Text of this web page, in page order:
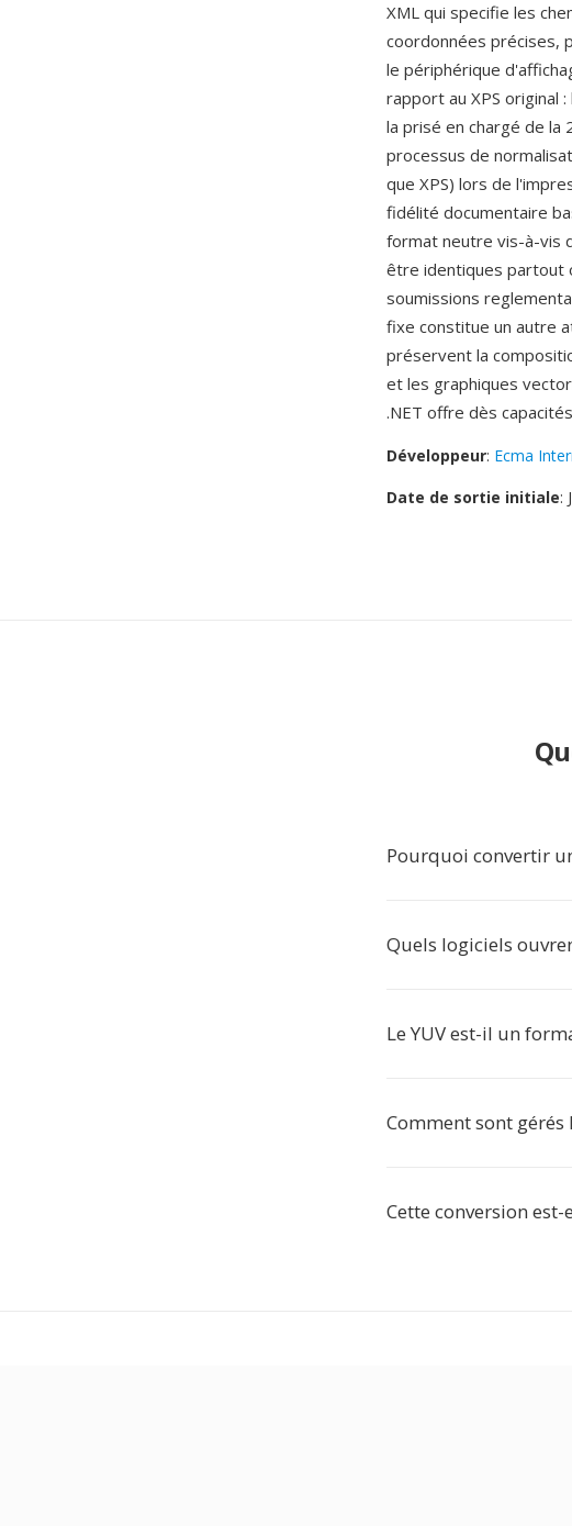
XML qui specifie les
coordonnées précises,
le périphérique
rapport au XPS original
la prisé en chargé de la
processus de
que XPS) lors de
fidélité documentaire
format neutre vis-à-vis
être identiques partout
soumissions
fixe constitue un autre
préservent la
et les graphiques
.NET offre dès
Développeur: Ecma
Date de sortie initiale:
Pourquoi convertir un
Quels logiciels
Le YUV est-il un
Comment sont gérés
Cette conversion